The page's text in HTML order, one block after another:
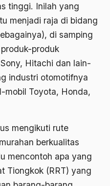
tinggi. Inilah yang
menjadi raja di bidang
di samping
produk
Hitachi dan lain-
industri otomotifnya
mobil Toyota, Honda,
mengikuti rute
berkualitas
mencontoh apa yang
Tiongkok (RRT) yang